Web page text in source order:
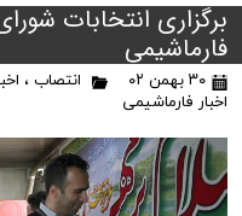
برگزاری انتخابات
فارماشیمی
۳۰ بهمن ۰۲ انتصاب ،
اخبار فارماشیمی